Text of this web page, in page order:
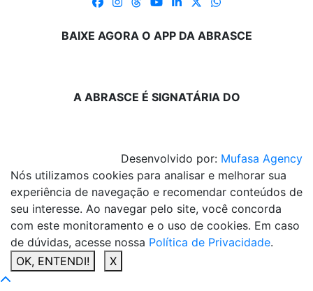
BAIXE AGORA O APP DA ABRASCE
A ABRASCE É SIGNATÁRIA DO
Desenvolvido por: Mufasa Agency
Nós utilizamos cookies para analisar e melhorar sua
experiência de navegação e recomendar conteúdos de
seu interesse. Ao navegar pelo site, você concorda
com este monitoramento e o uso de cookies. Em caso
de dúvidas, acesse nossa Política de Privacidade.
OK, ENTENDI!
X